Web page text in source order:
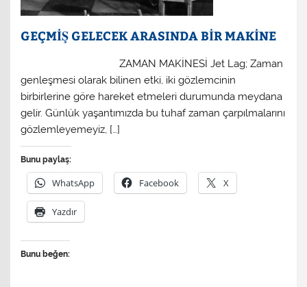
GEÇMİŞ GELECEK ARASINDA BİR MAKİNE
ZAMAN MAKİNESİ Jet Lag; Zaman
genleşmesi olarak bilinen etki, iki gözlemcinin
birbirlerine göre hareket etmeleri durumunda meydana
gelir. Günlük yaşantımızda bu tuhaf zaman çarpılmalarını
gözlemleyemeyiz, […]
Bunu paylaş:
WhatsApp Facebook X
Yazdır
Bunu beğen: